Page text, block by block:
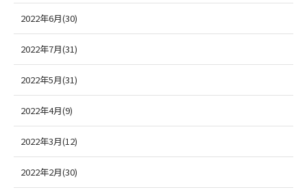
2022年6月(30)
2022年7月(31)
2022年5月(31)
2022年4月(9)
2022年3月(12)
2022年2月(30)